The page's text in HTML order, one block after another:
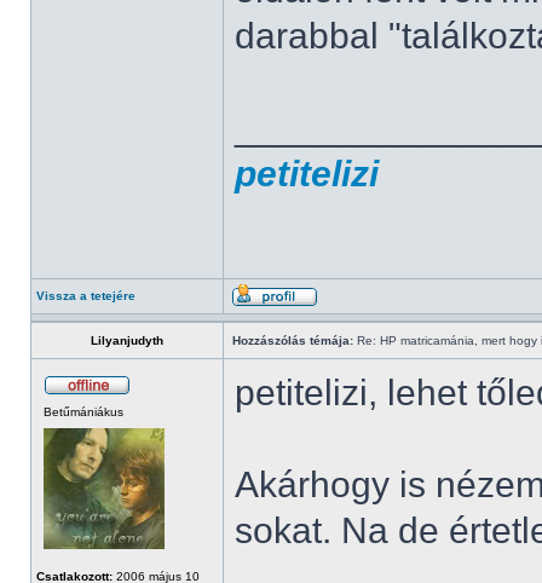
darabbal
petitelizi
Vissza a tetejére
Lilyanjudyth Hozzászólás témája: Re: HP matricamánia, mert hogy
Betűmániákus
Csatlakozott: 2006 május 10
petitelizi, lehet
Akárhogy is
sokat. Na de